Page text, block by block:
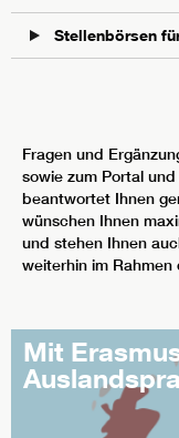
Stellenbörsen
Fragen und
sowie zum Portal
beantwortet Ihnen
wünschen Ihnen
und stehen Ihnen
weiterhin im Rahmen
Mit